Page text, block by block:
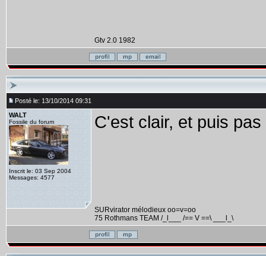
Gtv 2.0 1982
Posté le: 13/10/2014 09:31
WALT
Fossile du forum
Inscrit le: 03 Sep 2004
Messages: 4577
C'est clair, et puis
SURvirator mélodieux oo=v=oo
75 Rothmans TEAM /_l___ /== V ==\ ___l_\